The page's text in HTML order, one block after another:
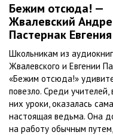
Бежим отсюда! —
Жвалевский
Пастернак Евгения
Школьникам из
Жвалевского и Евгении
«Бежим отсюда!»
повезло. Среди
них уроки, оказалась
настоящая ведьма. Она
на работу обычным